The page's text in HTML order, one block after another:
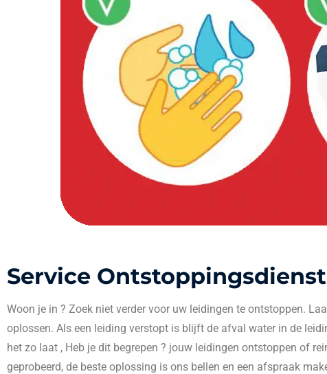
Service Ontstoppingsdienst
Woon je in ? Zoek niet verder voor uw leidingen te ontstoppen.
oplossen. Als een leiding verstopt is blijft de afval water in de
het zo laat , Heb je dit begrepen ? jouw leidingen ontstoppen of
geprobeerd, de beste oplossing is ons bellen en een afspraak